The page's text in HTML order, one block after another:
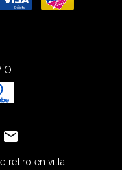

retiro en villa